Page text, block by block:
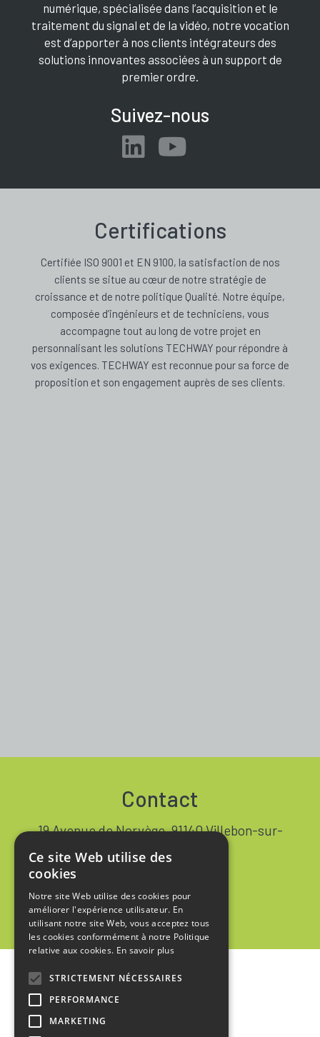
numérique, spécialisée dans l’acquisition et le
traitement du signal et de la vidéo, notre vocation
est d’apporter à nos clients intégrateurs des
solutions innovantes associées à un support de
premier ordre.
Suivez-nous
Certifications
Certifiée ISO 9001 et EN 9100, la satisfaction de nos
clients se situe au cœur de notre stratégie de
croissance et de notre politique Qualité. Notre équipe,
composée d’ingénieurs et de techniciens, vous
accompagne tout au long de votre projet en
personnalisant les solutions TECHWAY pour répondre à
vos exigences. TECHWAY est reconnue pour sa force de
proposition et son engagement auprès de ses clients.
Contact
19 Avenue de Norvège, 91140 Villebon-sur-
+33 1 64 53 37 90
Contact
Accueil
Ce site Web utilise des
cookies
Notre site Web utilise des cookies pour
améliorer l'expérience utilisateur. En
utilisant notre site Web, vous acceptez tous
les cookies conformément à notre Politique
relative aux cookies. En savoir plus
STRICTEMENT NÉCESSAIRES
PERFORMANCE
MARKETING